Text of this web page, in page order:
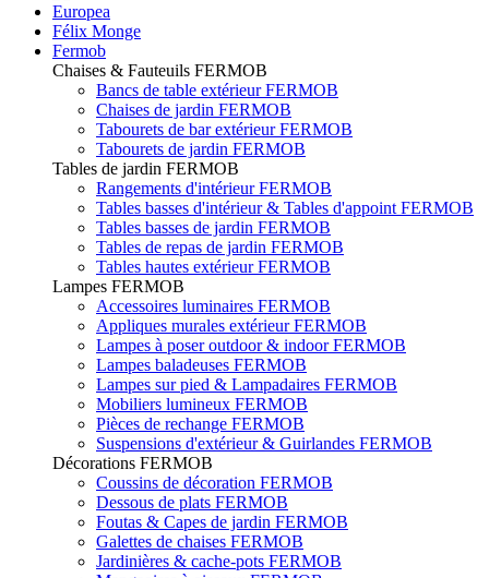
Europea
Félix Monge
Fermob
Chaises & Fauteuils FERMOB
Bancs de table extérieur FERMOB
Chaises de jardin FERMOB
Tabourets de bar extérieur FERMOB
Tabourets de jardin FERMOB
Tables de jardin FERMOB
Rangements d'intérieur FERMOB
Tables basses d'intérieur & Tables d'appoint FERMOB
Tables basses de jardin FERMOB
Tables de repas de jardin FERMOB
Tables hautes extérieur FERMOB
Lampes FERMOB
Accessoires luminaires FERMOB
Appliques murales extérieur FERMOB
Lampes à poser outdoor & indoor FERMOB
Lampes baladeuses FERMOB
Lampes sur pied & Lampadaires FERMOB
Mobiliers lumineux FERMOB
Pièces de rechange FERMOB
Suspensions d'extérieur & Guirlandes FERMOB
Décorations FERMOB
Coussins de décoration FERMOB
Dessous de plats FERMOB
Foutas & Capes de jardin FERMOB
Galettes de chaises FERMOB
Jardinières & cache-pots FERMOB